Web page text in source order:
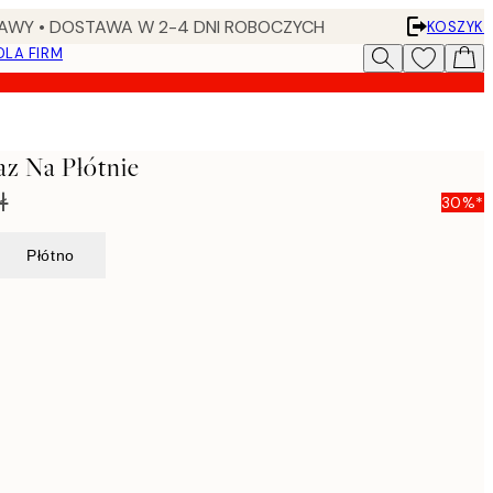
• DOSTAWA W 2-4 DNI ROBOCZYCH
KOSZYK
FIRM
Na Płótnie
30%*
Płótno